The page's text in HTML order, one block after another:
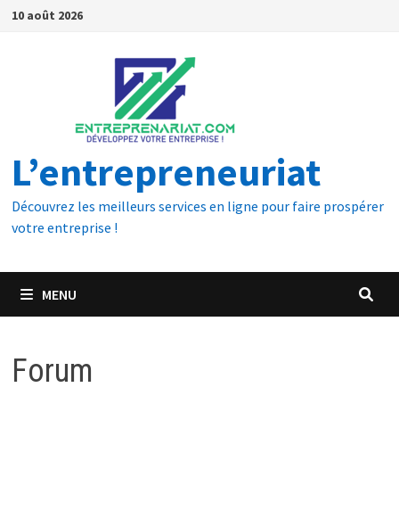
10 août 2026
L’entrepreneuriat
Découvrez les meilleurs services en ligne pour faire prospérer
votre entreprise !
MENU
Forum